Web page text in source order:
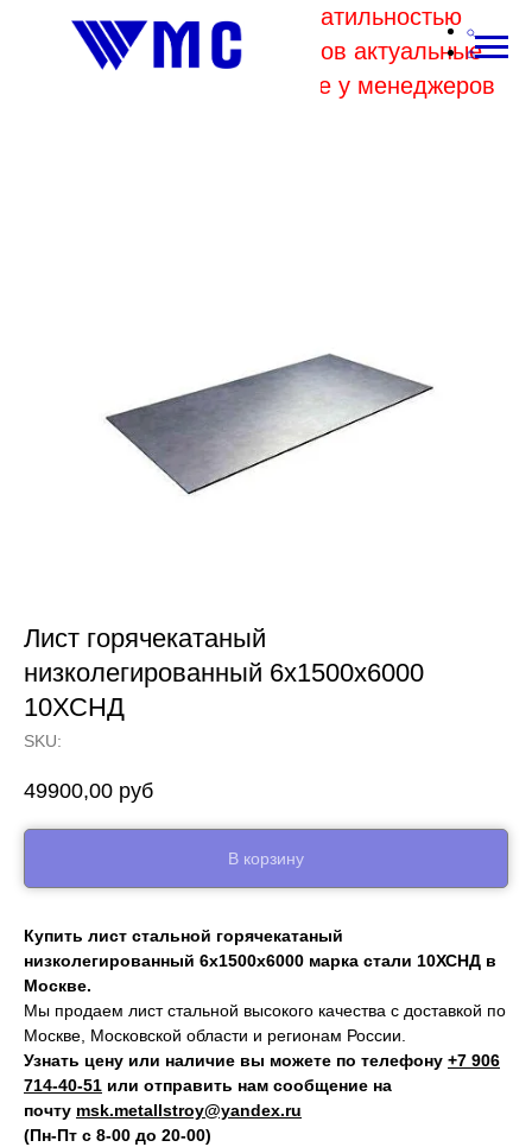
В связи с высокой волатильностью
отпускных цен комбинатов актуальные
цены на металл уточняйте у менеджеров
Лист горячекатаный
низколегированный 6х1500х6000
10ХСНД
SKU:
49900,00 руб
В корзину
Купить лист стальной горячекатаный
низколегированный 6х1500х6000 марка стали 10ХСНД в
Москве.
Мы продаем лист стальной высокого качества с доставкой по
Москве, Московской области и регионам России.
Узнать цену или наличие вы можете по телефону +7 906
714‑40-51 или отправить нам сообщение на
почту msk.metallstroy@yandex.ru
(Пн-Пт с 8-00 до 20-00)